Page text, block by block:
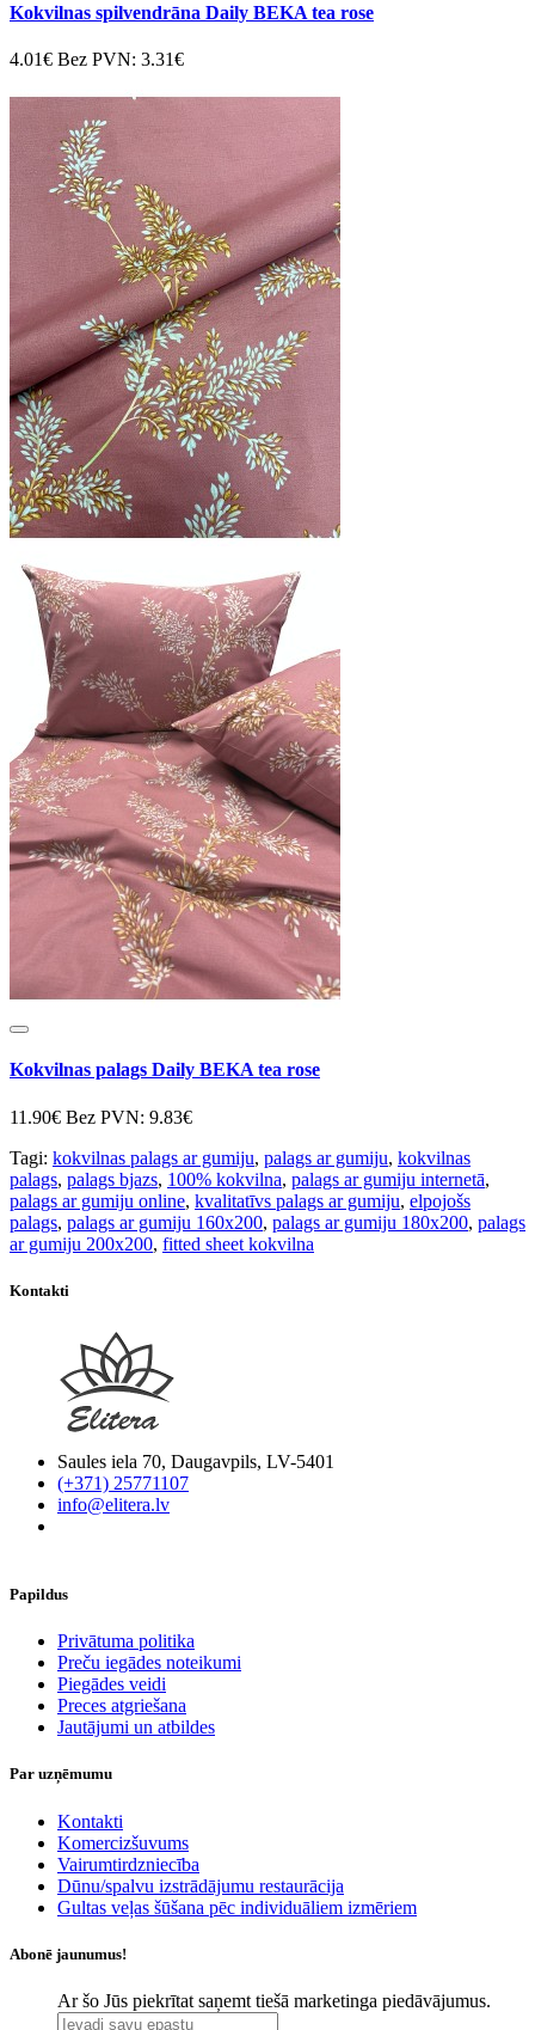
Kokvilnas spilvendrāna Daily BEKA tea rose
4.01€ Bez PVN: 3.31€
Kokvilnas palags Daily BEKA tea rose
11.90€ Bez PVN: 9.83€
Tagi: kokvilnas palags ar gumiju, palags ar gumiju, kokvilnas
palags, palags bjazs, 100% kokvilna, palags ar gumiju internetā,
palags ar gumiju online, kvalitatīvs palags ar gumiju, elpojošs
palags, palags ar gumiju 160x200, palags ar gumiju 180x200, palags
ar gumiju 200x200, fitted sheet kokvilna
Kontakti
Saules iela 70, Daugavpils, LV-5401
(+371) 25771107
info@elitera.lv
Papildus
​Privātuma politika
Preču iegādes noteikumi
Piegādes veidi
Preces atgriešana
Jautājumi un atbildes
Par uzņēmumu
Kontakti
Komercizšuvums
Vairumtirdzniecība
Dūnu/spalvu izstrādājumu restaurācija
Gultas veļas šūšana pēc individuāliem izmēriem
Abonē jaunumus!
Ar šo Jūs piekrītat saņemt tiešā marketinga piedāvājumus.